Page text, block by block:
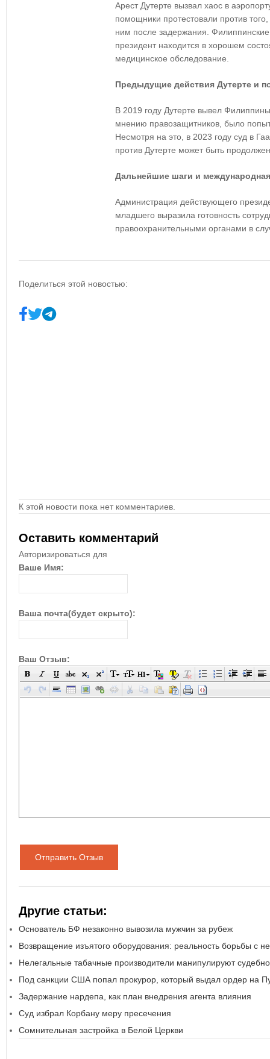
Арест Дутерте вызвал хаос в
помощники протестовали против
ним после задержания. Филиппинские
президент находится в хорошем
медицинское обследование.
Предыдущие действия Дутерте и
В 2019 году Дутерте вывел
мнению правозащитников, было
Несмотря на это, в 2023 году суд в
против Дутерте может быть
Дальнейшие шаги и
Администрация действующего
младшего выразила готовность
правоохранительными органами в
Поделиться этой новостью:
К этой новости пока нет комментариев.
Оставить комментарий
Авторизироваться для
Ваше Имя:
Ваша почта(будет скрыто):
Ваш Отзыв:
Отправить Отзыв
Другие статьи:
Основатель БФ незаконно вывозила мужчин за рубеж
Возвращение изъятого оборудования: реальность борьбы с
Нелегальные табачные производители манипулируют
Под санкции США попал прокурор, который выдал ордер на
Задержание нардепа, как план внедрения агента влияния
Суд избрал Корбану меру пресечения
Сомнительная застройка в Белой Церкви